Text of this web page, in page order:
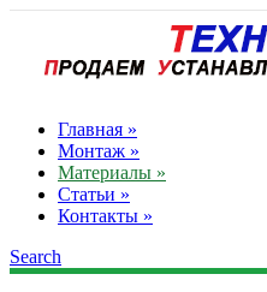
Главная »
Монтаж »
Материалы »
Статьи »
Контакты »
Search